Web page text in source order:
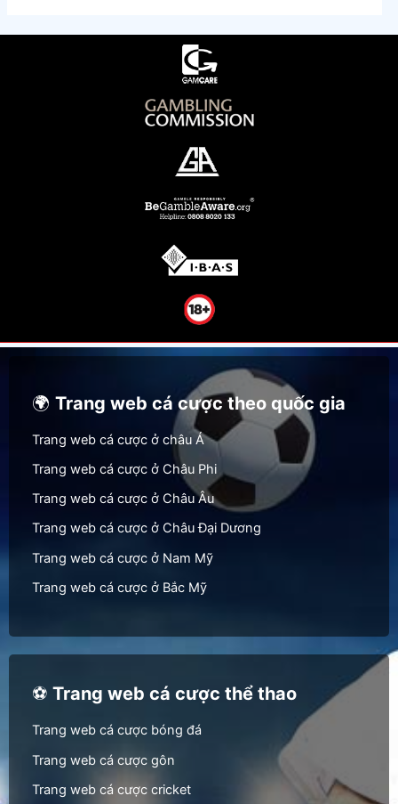
🌍Trang web cá cược theo quốc gia
Trang web cá cược ở châu Á
Trang web cá cược ở Châu Phi
Trang web cá cược ở Châu Âu
Trang web cá cược ở Châu Đại Dương
Trang web cá cược ở Nam Mỹ
Trang web cá cược ở Bắc Mỹ
⚽Trang web cá cược thể thao
Trang web cá cược bóng đá
Trang web cá cược gôn
Trang web cá cược cricket